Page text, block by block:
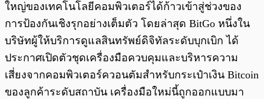
ใหญ่ของเทคโนโลยีคอมพิวเตอร์ได้ก้าวเข้าสู่ช่วงของ
การป้องกันเชิงรุกอย่างเต็มตัว โดยล่าสุด BitGo หนึ่งใน
บริษัทผู้ให้บริการดูแลสินทรัพย์ดิจิทัลระดับบุกเบิก ได้
ประกาศเปิดตัวชุดเครื่องมือควบคุมและบริหารความ
เสี่ยงจากคอมพิวเตอร์ควอนตัมสำหรับกระเป๋าเงิน Bitcoin
ของลูกค้าระดับสถาบัน เครื่องมือใหม่นี้ถูกออกแบบมา